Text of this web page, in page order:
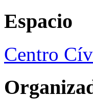
Espacio
Centro